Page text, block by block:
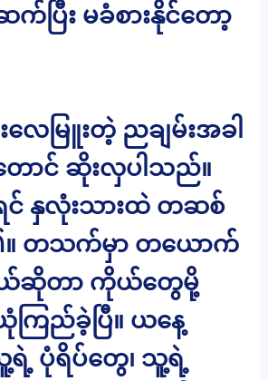
က်ပြီး မခံစားနိုင်တော့
ေမြူးတဲ့ ညချမ်းအခါ
ောင် ဆိုးလှပါသည်။
င် နှလုံးသားထဲ တဆစ်
တသက်မှာ တယောက်
ယ်ဆိုတာ ကိုယ်တွေမို့
ကြည်ခဲ့ပြီ။ ယနေ့
ပုံရိပ်တွေ၊ သူ့ရဲ့